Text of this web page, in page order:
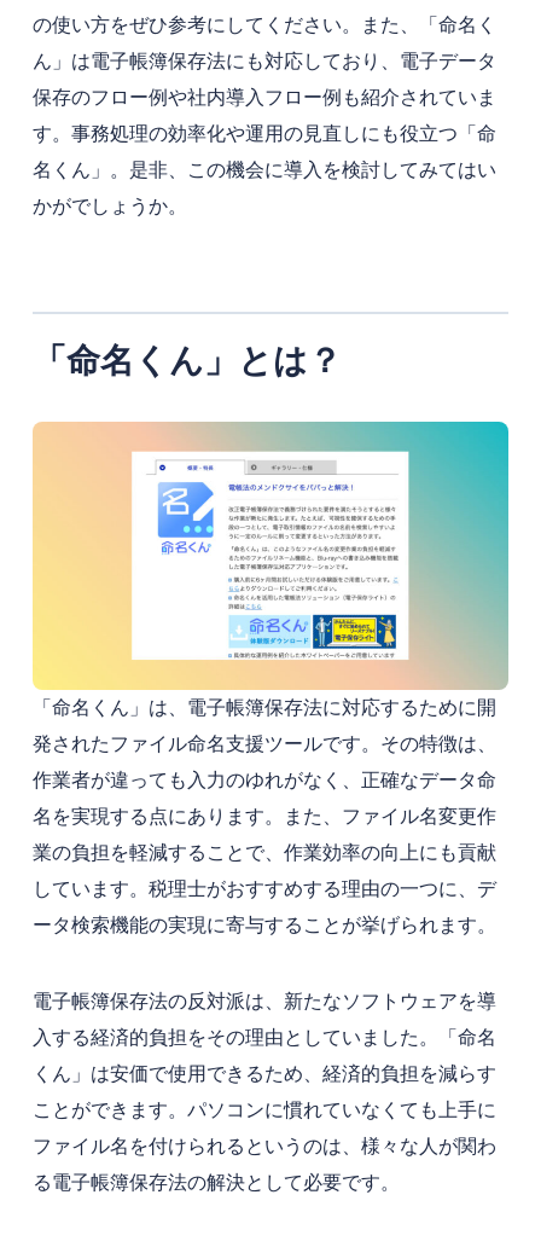
の使い方をぜひ参考にしてください。また、「命名く
ん」は電子帳簿保存法にも対応しており、電子データ
保存のフロー例や社内導入フロー例も紹介されていま
す。事務処理の効率化や運用の見直しにも役立つ「命
名くん」。是非、この機会に導入を検討してみてはい
かがでしょうか。
「命名くん」とは？
「命名くん」は、電子帳簿保存法に対応するために開
発されたファイル命名支援ツールです。その特徴は、
作業者が違っても入力のゆれがなく、正確なデータ命
名を実現する点にあります。また、ファイル名変更作
業の負担を軽減することで、作業効率の向上にも貢献
しています。税理士がおすすめする理由の一つに、デ
ータ検索機能の実現に寄与することが挙げられます。
電子帳簿保存法の反対派は、新たなソフトウェアを導
入する経済的負担をその理由としていました。「命名
くん」は安価で使用できるため、経済的負担を減らす
ことができます。パソコンに慣れていなくても上手に
ファイル名を付けられるというのは、様々な人が関わ
る電子帳簿保存法の解決として必要です。